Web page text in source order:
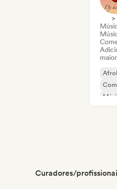
>
Curadores/